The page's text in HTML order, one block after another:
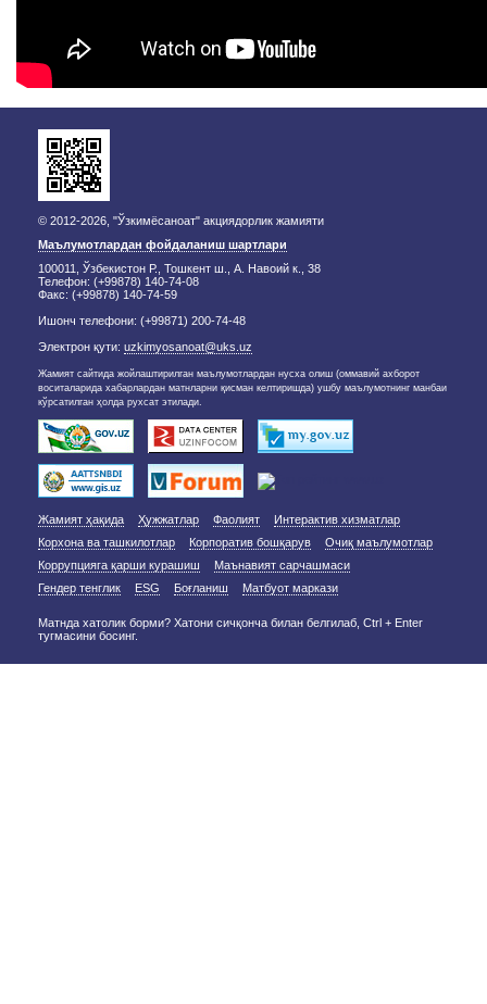
© 2012-2026, "Ўзкимёсаноат" акциядорлик жамияти
Маълумотлардан фойдаланиш шартлари
100011, Ўзбекистон Р., Тошкент ш., А. Навоий к., 38
Телефон: (+99878) 140-74-08
Факс: (+99878) 140-74-59
Ишонч телефони: (+99871) 200-74-48
Электрон қути: uzkimyosanoat@uks.uz
Жамият сайтида жойлаштирилган маълумотлардан нусха олиш (оммавий ахборот
воситаларида хабарлардан матнларни қисман келтиришда) ушбу маълумотнинг манбаи
кўрсатилган ҳолда рухсат этилади.
Жамият ҳақида Ҳужжатлар Фаолият
Интерактив хизматлар
Корхона ва ташкилотлар
Корпоратив бошқарув
Очиқ маълумотлар
Коррупцияга қарши курашиш
Маънавият сарчашмаси
Гендер тенглик
ESG Боғланиш Матбуот маркази
Матнда хатолик борми? Хатони сичқонча билан белгилаб, Ctrl + Enter
тугмасини босинг.